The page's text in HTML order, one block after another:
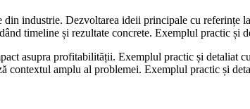
industrie. Dezvoltarea ideii principale cu referințe
timeline și rezultate concrete. Exemplul practic și
asupra profitabilității. Exemplul practic și detaliat
contextul amplu al problemei. Exemplul practic și